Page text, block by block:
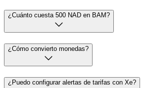
¿Cuánto cuesta 500 NAD en BAM?
¿Cómo convierto monedas?
¿Puedo configurar alertas de tarifas con Xe?